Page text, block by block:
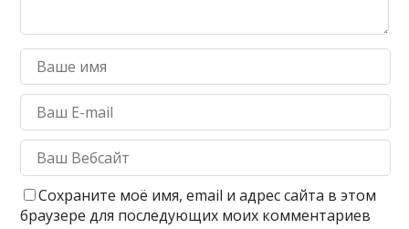
Сохраните моё имя, email и адрес сайта в этом
браузере для последующих моих комментариев